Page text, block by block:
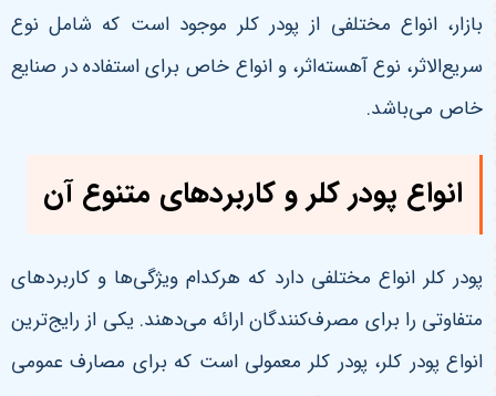
بازار، انواع مختلفی از پودر کلر موجود است که شامل نوع
سریع‌الاثر، نوع آهسته‌اثر، و انواع خاص برای استفاده در صنایع
خاص می‌باشد.
انواع پودر کلر و کاربردهای متنوع آن
پودر کلر انواع مختلفی دارد که هرکدام ویژگی‌ها و کاربردهای
متفاوتی را برای مصرف‌کنندگان ارائه می‌دهند. یکی از رایج‌ترین
انواع پودر کلر، پودر کلر معمولی است که برای مصارف عمومی